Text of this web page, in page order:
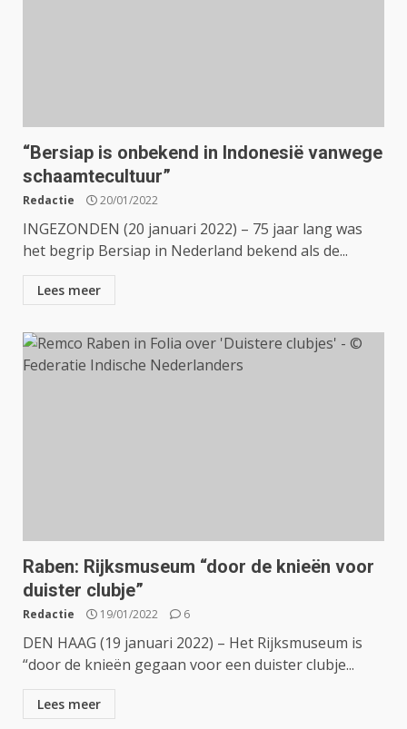
“Bersiap is onbekend in Indonesië vanwege
schaamtecultuur”
Redactie 20/01/2022
INGEZONDEN (20 januari 2022) – 75 jaar lang was
het begrip Bersiap in Nederland bekend als de...
Lees meer
Raben: Rijksmuseum “door de knieën voor
duister clubje”
Redactie 19/01/2022 6
DEN HAAG (19 januari 2022) – Het Rijksmuseum is
“door de knieën gegaan voor een duister clubje...
Lees meer